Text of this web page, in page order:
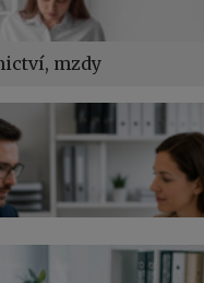
mzdy
na straně
důvodů 2026 –